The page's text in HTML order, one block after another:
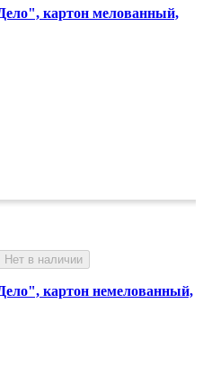
картон мелованный,
Нет в наличии
картон немелованный,